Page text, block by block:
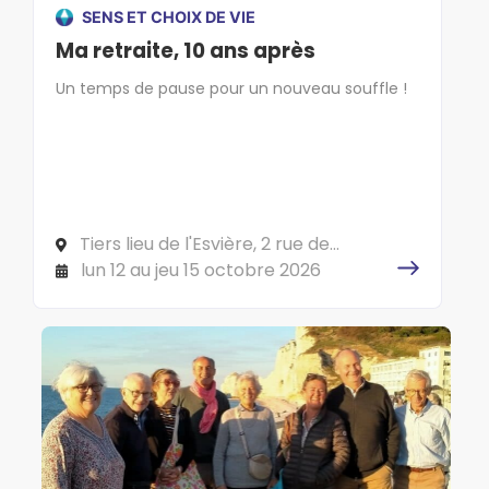
SENS ET CHOIX DE VIE
Ma retraite, 10 ans après
Un temps de pause pour un nouveau souffle !
Tiers lieu de l'Esvière, 2 rue de
l'Esvière, 49000 ANGERS
lun 12 au jeu 15 octobre 2026